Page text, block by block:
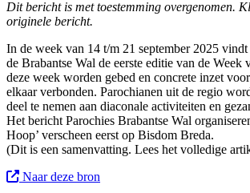
Dit bericht is met toestemming overgenomen.
originele bericht.
In de week van 14 t/m 21 september 2025
de Brabantse Wal de eerste editie van de Week
deze week worden gebed en concrete inzet
elkaar verbonden. Parochianen uit de regio
deel te nemen aan diaconale activiteiten en
Het bericht Parochies Brabantse Wal
Hoop’ verscheen eerst op Bisdom Breda.
(Dit is een samenvatting. Lees het volledige
Naar deze bron